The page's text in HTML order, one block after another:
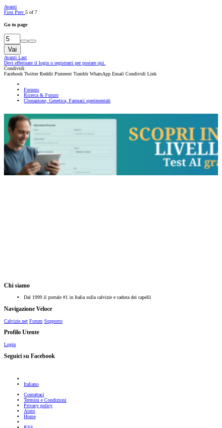
Avanti
First Prev 5 of 7
Go to page
Vai
Avanti Last
Devi effettuare il login o registrarti per postare qui.
Condividi:
Facebook Twitter Reddit Pinterest Tumblr WhatsApp Email Condividi Link
Forums
Ricerca & Futuro
Clonazione, Genetica, Farmaci sperimentali
Chi siamo
Dal 1999 il portale #1 in Italia sulla calvizie e caduta dei capelli
Navigazione Veloce
Calvizie.net Forum Supporto
Profilo Utente
Login
Seguici su Facebook
Italiano
Contattaci
Termini e Condizioni
Privacy policy
Aiuto
Home